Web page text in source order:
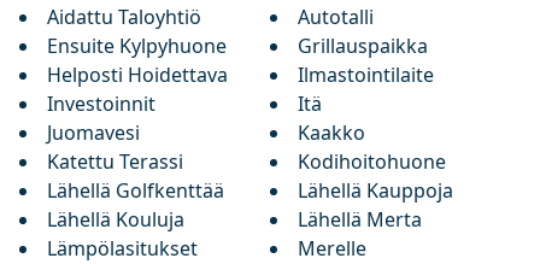
Aidattu Taloyhtiö
Autotalli
Ensuite Kylpyhuone
Grillauspaikka
Helposti Hoidettava
Ilmastointilaite
Investoinnit
Itä
Juomavesi
Kaakko
Katettu Terassi
Kodihoitohuone
Lähellä Golfkenttää
Lähellä Kauppoja
Lähellä Kouluja
Lähellä Merta
Lämpölasitukset
Merelle